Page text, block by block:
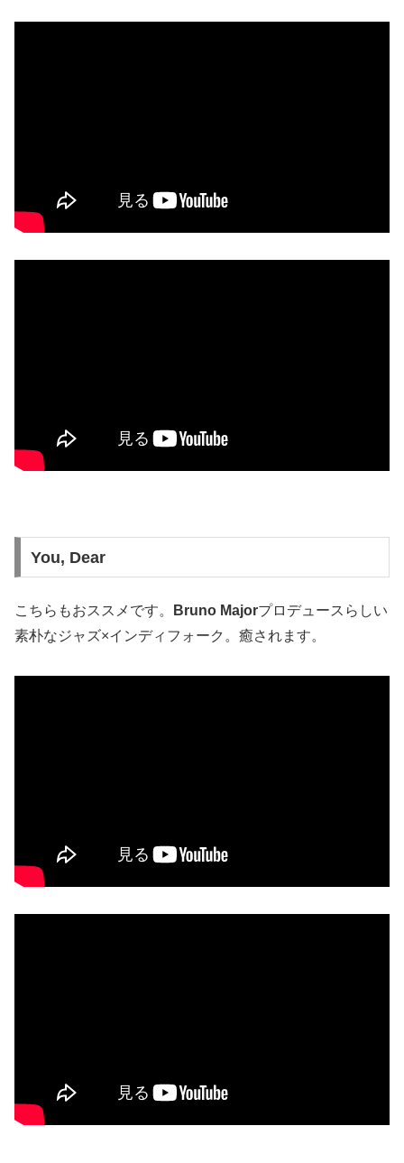
You, Dear
こちらもおススメです。 Bruno Majorプロデュースらしい
素朴なジャズ×インディフォーク。癒されます。